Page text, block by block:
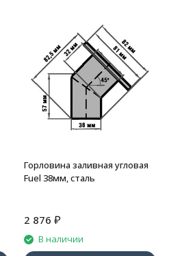
Горловина заливная угловая
Fuel 38мм, сталь
2 876 ₽
В наличии